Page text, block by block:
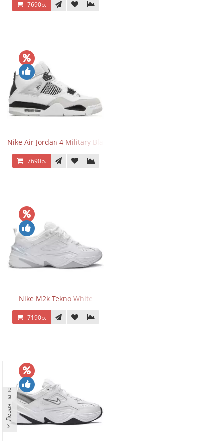
7690р.
Nike Air Jordan 4 Military Black
7690р.
Nike M2k Tekno White
7190р.
Левая панель